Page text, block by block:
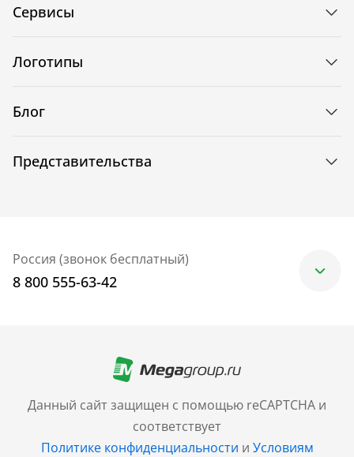
Данный сайт защищен с помощью reCAPTCHA и
соответствует
Политике конфиденциальности и Условиям
Сервисы
Логотипы
Блог
Представительства
Россия (звонок бесплатный)
8 800 555-63-42
+7 (499) 705-30-10
Санкт-Петербург
+7 (812) 600-77-33